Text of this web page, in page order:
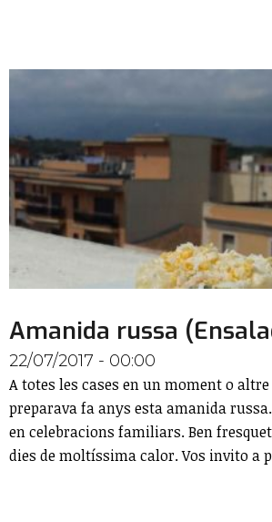
Amanida russa
22/07/2017 - 00:00
A totes les cases en un moment o altre
preparava fa anys esta amanida
en celebracions familiars. Ben
dies de moltíssima calor. Vos invito a